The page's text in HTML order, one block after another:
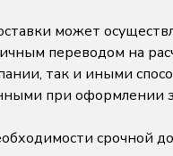
может
переводом на
так и иными
при оформлении
срочной